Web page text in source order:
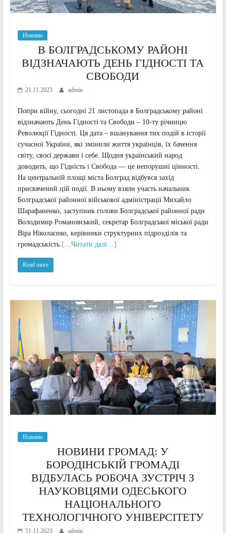
Новини
В БОЛГРАДСЬКОМУ РАЙОНІ
ВІДЗНАЧАЮТЬ ДЕНЬ ГІДНОСТІ ТА
СВОБОДИ
21.11.2023 admin
Попри війну, сьогодні 21 листопада в Болградському районі
відзначають День Гідності та Свободи – 10-ту річницю
Революції Гідності. Ця дата – вшанування тих подій в історії
сучасної України, які змінили життя українців, їх бачення
світу, своєї держави і себе. Щодня український народ
доводить, що Гідність і Свобода — це непорушні цінності.
На центральній площі міста Болград відбувся захід
присвячений цій події. В ньому взяли участь начальник
Болградської районної військової адміністрації Михайло
Шарафаненко, заступник голови Болградської районної ради
Володимир Романовський, секретар Болградської міської ради
Віра Ніколаєнко, керівники структурних підрозділів та
громадськість. […Читати далі…]
Read more
Новини
НОВИНИ ГРОМАД: У
БОРОДІНСЬКІЙ ГРОМАДІ
ВІДБУЛАСЬ РОБОЧА ЗУСТРІЧ З
НАУКОВЦЯМИ ОДЕСЬКОГО
НАЦІОНАЛЬНОГО
ТЕХНОЛОГІЧНОГО УНІВЕРСІТЕТУ
21.11.2023 admin